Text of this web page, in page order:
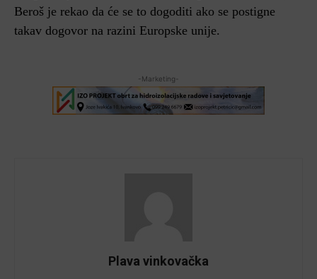
Beroš je rekao da će se to dogoditi ako se postigne
takav dogovor na razini Europske unije.
-Marketing-
Plava vinkovačka